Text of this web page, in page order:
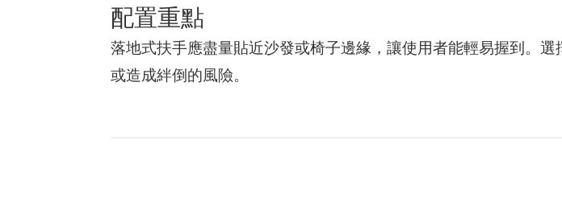
配置重點
落地式扶手應盡量貼近沙發或椅子邊緣，讓使用者能輕易握到。
或造成絆倒的風險。